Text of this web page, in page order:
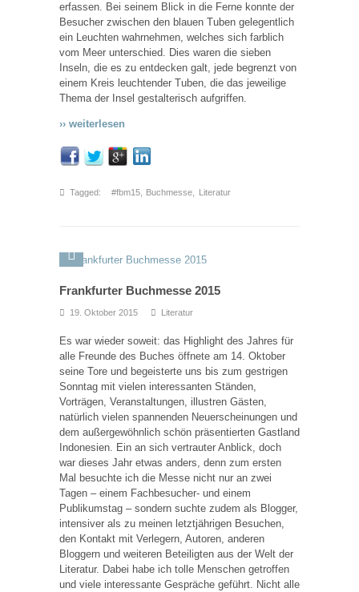
erfassen. Bei seinem Blick in die Ferne konnte der
Besucher zwischen den blauen Tuben gelegentlich
ein Leuchten wahrnehmen, welches sich farblich
vom Meer unterschied. Dies waren die sieben
Inseln, die es zu entdecken galt, jede begrenzt von
einem Kreis leuchtender Tuben, die das jeweilige
Thema der Insel gestalterisch aufgriffen.
›› weiterlesen
Tagged: #fbm15, Buchmesse, Literatur
Frankfurter Buchmesse 2015
19. Oktober 2015 Literatur
Es war wieder soweit: das Highlight des Jahres für
alle Freunde des Buches öffnete am 14. Oktober
seine Tore und begeisterte uns bis zum gestrigen
Sonntag mit vielen interessanten Ständen,
Vorträgen, Veranstaltungen, illustren Gästen,
natürlich vielen spannenden Neuerscheinungen und
dem außergewöhnlich schön präsentierten Gastland
Indonesien. Ein an sich vertrauter Anblick, doch
war dieses Jahr etwas anders, denn zum ersten
Mal besuchte ich die Messe nicht nur an zwei
Tagen – einem Fachbesucher- und einem
Publikumstag – sondern suchte zudem als Blogger,
intensiver als zu meinen letztjährigen Besuchen,
den Kontakt mit Verlegern, Autoren, anderen
Bloggern und weiteren Beteiligten aus der Welt der
Literatur. Dabei habe ich tolle Menschen getroffen
und viele interessante Gespräche geführt. Nicht alle